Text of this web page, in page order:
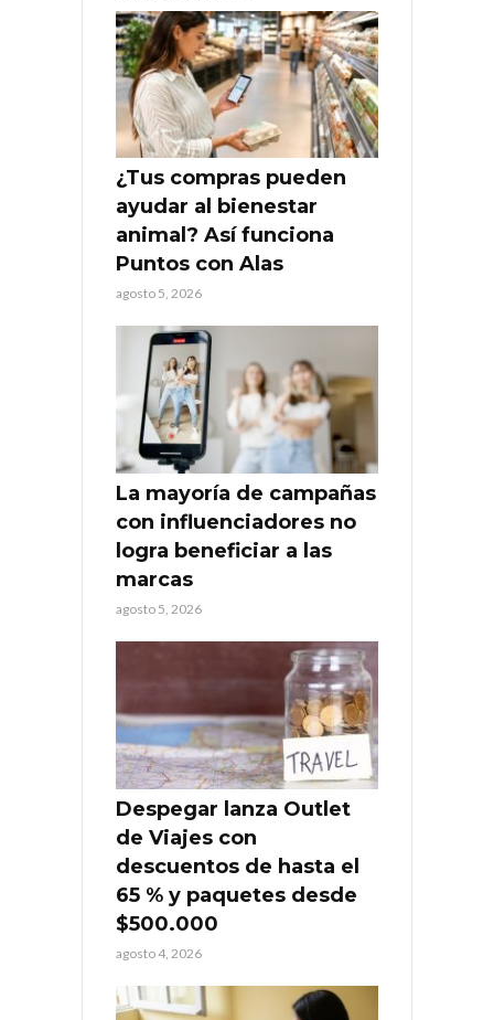
¿Tus compras pueden
ayudar al bienestar
animal? Así funciona
Puntos con Alas
agosto 5, 2026
La mayoría de campañas
con influenciadores no
logra beneficiar a las
marcas
agosto 5, 2026
Despegar lanza Outlet
de Viajes con
descuentos de hasta el
65 % y paquetes desde
$500.000
agosto 4, 2026